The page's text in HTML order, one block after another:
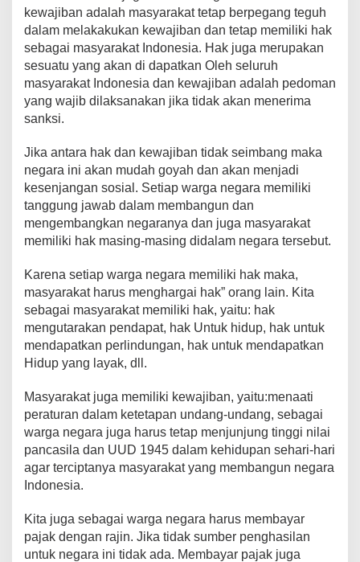
b
o
o
k
A
p
p
st Li
n
k
a
m
kewajiban adalah masyarakat tetap berpegang teguh
dalam melakakukan kewajiban dan tetap memiliki hak
sebagai masyarakat Indonesia. Hak juga merupakan
sesuatu yang akan di dapatkan Oleh seluruh
masyarakat Indonesia dan kewajiban adalah pedoman
yang wajib dilaksanakan jika tidak akan menerima
sanksi.
Jika antara hak dan kewajiban tidak seimbang maka
negara ini akan mudah goyah dan akan menjadi
kesenjangan sosial. Setiap warga negara memiliki
tanggung jawab dalam membangun dan
mengembangkan negaranya dan juga masyarakat
memiliki hak masing-masing didalam negara tersebut.
Karena setiap warga negara memiliki hak maka,
masyarakat harus menghargai hak” orang lain. Kita
sebagai masyarakat memiliki hak, yaitu: hak
mengutarakan pendapat, hak Untuk hidup, hak untuk
mendapatkan perlindungan, hak untuk mendapatkan
Hidup yang layak, dll.
Masyarakat juga memiliki kewajiban, yaitu:menaati
peraturan dalam ketetapan undang-undang, sebagai
warga negara juga harus tetap menjunjung tinggi nilai
pancasila dan UUD 1945 dalam kehidupan sehari-hari
agar terciptanya masyarakat yang membangun negara
Indonesia.
Kita juga sebagai warga negara harus membayar
pajak dengan rajin. Jika tidak sumber penghasilan
untuk negara ini tidak ada. Membayar pajak juga